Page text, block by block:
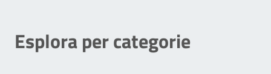
Esplora per categorie